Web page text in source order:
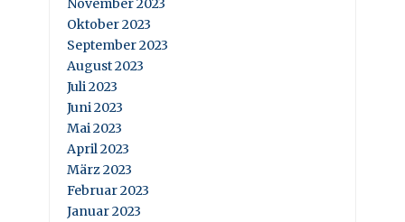
November 2023
Oktober 2023
September 2023
August 2023
Juli 2023
Juni 2023
Mai 2023
April 2023
März 2023
Februar 2023
Januar 2023